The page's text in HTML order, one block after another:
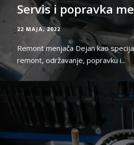
Servis i popravka
22 MAJA, 2022
Remont menjača Dejan kao
remont, održavanje, popravku i...